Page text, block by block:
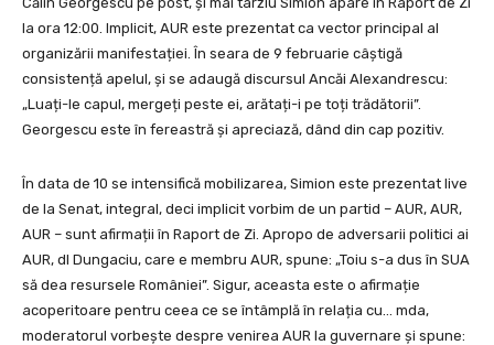
la ora 12:00. Implicit, AUR este prezentat ca vector principal al
organizării manifestației. În seara de 9 februarie câștigă
consistență apelul, și se adaugă discursul Ancăi Alexandrescu:
„Luați-le capul, mergeți peste ei, arătați-i pe toți trădătorii”.
Georgescu este în fereastră și apreciază, dând din cap pozitiv.
În data de 10 se intensifică mobilizarea, Simion este prezentat live
de la Senat, integral, deci implicit vorbim de un partid – AUR, AUR,
AUR – sunt afirmații în Raport de Zi. Apropo de adversarii politici ai
AUR, dl Dungaciu, care e membru AUR, spune: „Toiu s-a dus în SUA
să dea resursele României”. Sigur, aceasta este o afirmație
acoperitoare pentru ceea ce se întâmplă în relația cu… mda,
moderatorul vorbește despre venirea AUR la guvernare și spune: